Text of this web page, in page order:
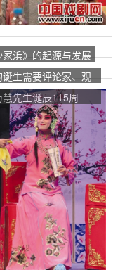
家浜》的起源与发展
生需要评论家、观
宽容和支持。
慧先生诞辰115周
在广西为荀弼做了特